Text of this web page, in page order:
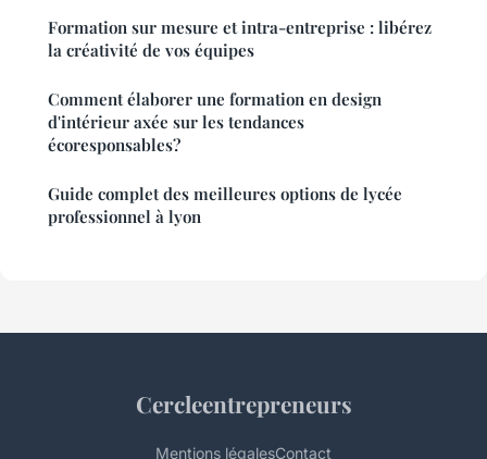
Formation sur mesure et intra-entreprise : libérez
la créativité de vos équipes
Comment élaborer une formation en design
d'intérieur axée sur les tendances
écoresponsables?
Guide complet des meilleures options de lycée
professionnel à lyon
Cercleentrepreneurs
Mentions légalesContact